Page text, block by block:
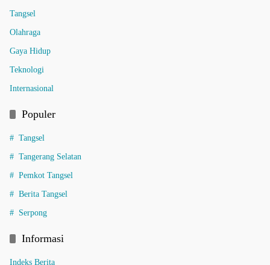
Tangsel
Olahraga
Gaya Hidup
Teknologi
Internasional
Populer
Tangsel
Tangerang Selatan
Pemkot Tangsel
Berita Tangsel
Serpong
Informasi
Indeks Berita